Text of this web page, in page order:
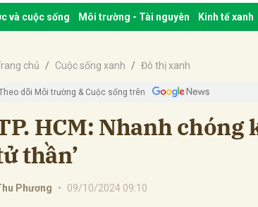
và cuộc sống Môi trường - Tài nguyên Kinh tế xanh
chủ Cuộc sống xanh Đô thị xanh
dõi Môi trường & Cuộc sống trên
HCM: Nhanh chóng
thần’
Phương • 09/10/2024 09:10